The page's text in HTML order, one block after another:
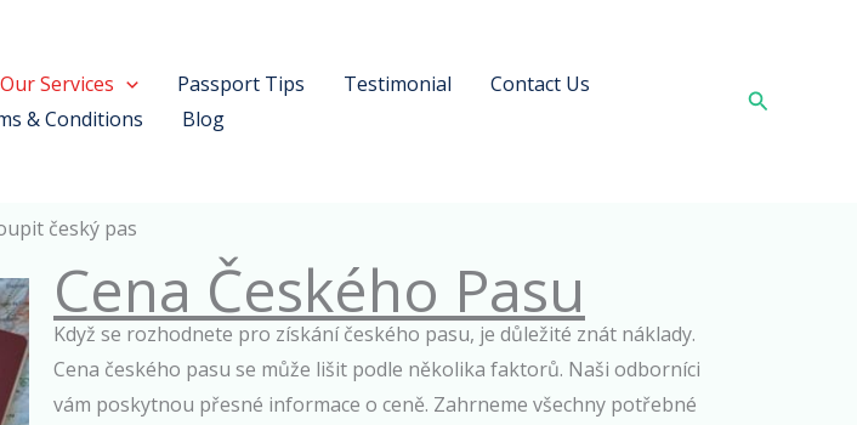
Our Services Passport Tips Testimonial
Contact Us
& Conditions Blog
Search
český pas
Cena Českého Pasu
Když se rozhodnete pro získání českého pasu, je důležité znát náklady.
Cena českého pasu se může lišit podle několika faktorů. Naši odborníci
vám poskytnou přesné informace o ceně. Zahrneme všechny potřebné